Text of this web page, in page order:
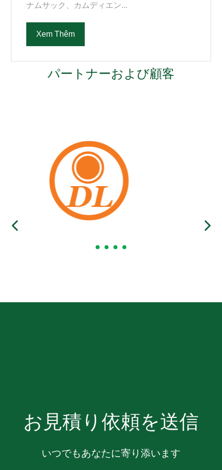
ナムサック、カムディエン...
Xem Thêm
パートナーおよび顧客
お見積り依頼を送信
いつでもあなたに寄り添います